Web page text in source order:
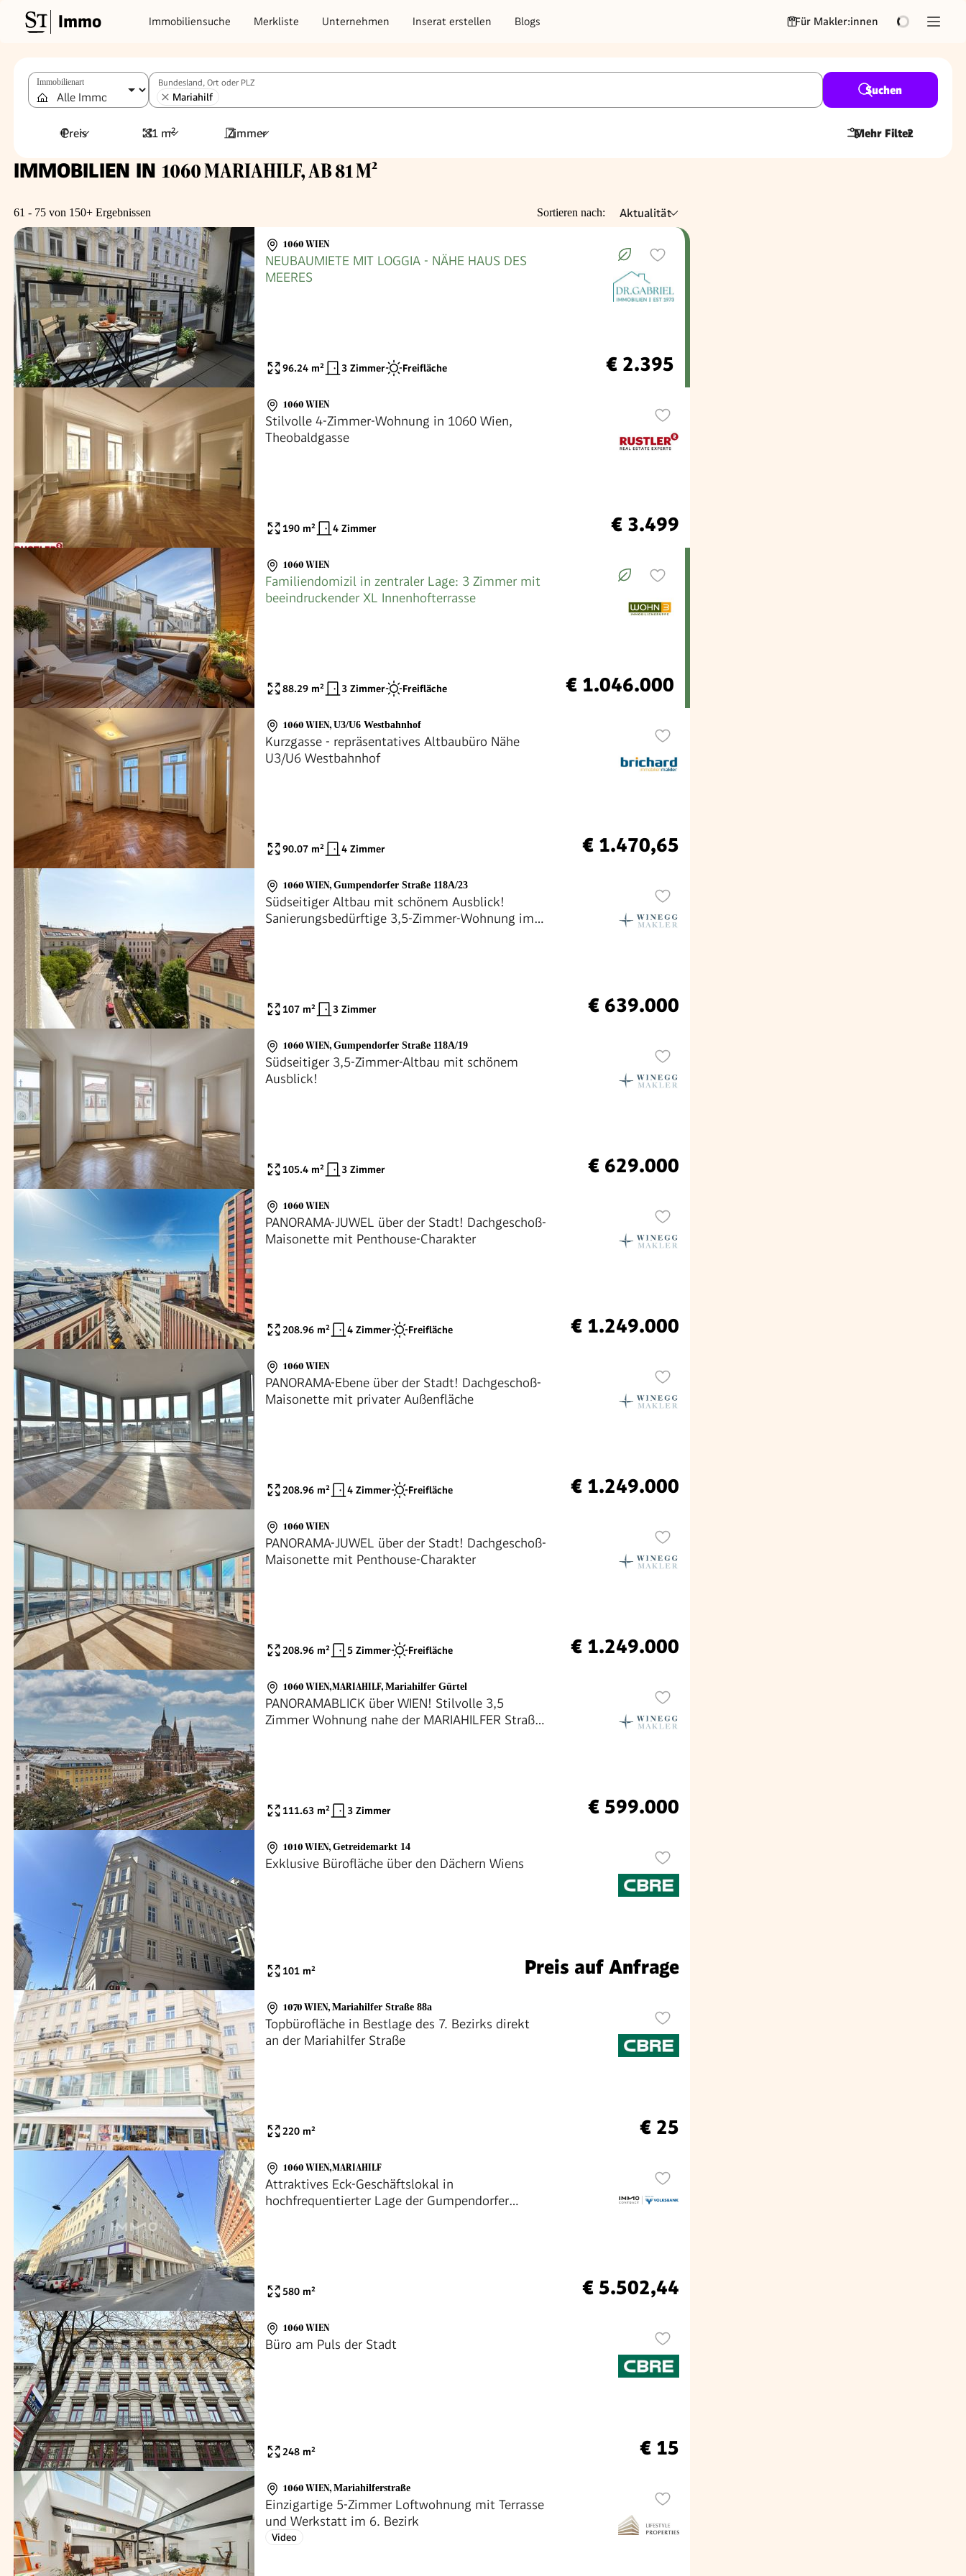
Immo Immobiliensuche Merkliste Unternehmen Inserat erstellen Blogs Für Makler:innen
Immobilienart Bundesland, Ort oder PLZ
Mariahilf
Suchen
Preis 81 m² Zimmer Mehr Filter
2
IMMOBILIEN IN 1060 MARIAHILF, AB 81 M²
61 - 75 von 150+ Ergebnissen Sortieren nach: Aktualität
1060 WIEN
NEUBAUMIETE MIT LOGGIA - NÄHE HAUS DES
MEERES
96.24 m² 3 Zimmer Freifläche € 2.395
1060 WIEN
Stilvolle 4-Zimmer-Wohnung in 1060 Wien,
Theobaldgasse
190 m² 4 Zimmer € 3.499
1060 WIEN
Familiendomizil in zentraler Lage: 3 Zimmer mit
beeindruckender XL Innenhofterrasse
88.29 m² 3 Zimmer Freifläche € 1.046.000
1060 WIEN, U3/U6 Westbahnhof
Kurzgasse - repräsentatives Altbaubüro Nähe
U3/U6 Westbahnhof
90.07 m² 4 Zimmer € 1.470,65
1060 WIEN, Gumpendorfer Straße 118A/23
Südseitiger Altbau mit schönem Ausblick!
Sanierungsbedürftige 3,5-Zimmer-Wohnung im
107 m² 3 Zimmer € 639.000
1060 WIEN, Gumpendorfer Straße 118A/19
Südseitiger 3,5-Zimmer-Altbau mit schönem
Ausblick!
105.4 m² 3 Zimmer € 629.000
1060 WIEN
PANORAMA-JUWEL über der Stadt! Dachgeschoß-
Maisonette mit Penthouse-Charakter
208.96 m² 4 Zimmer Freifläche € 1.249.000
1060 WIEN
PANORAMA-Ebene über der Stadt! Dachgeschoß-
Maisonette mit privater Außenfläche
208.96 m² 4 Zimmer Freifläche € 1.249.000
1060 WIEN
PANORAMA-JUWEL über der Stadt! Dachgeschoß-
Maisonette mit Penthouse-Charakter
208.96 m² 5 Zimmer Freifläche € 1.249.000
1060 WIEN,MARIAHILF, Mariahilfer Gürtel
PANORAMABLICK über WIEN! Stilvolle 3,5
Zimmer Wohnung nahe der MARIAHILFER Straße
111.63 m² 3 Zimmer € 599.000
1010 WIEN, Getreidemarkt 14
Exklusive Bürofläche über den Dächern Wiens
101 m² Preis auf Anfrage
1070 WIEN, Mariahilfer Straße 88a
Topbürofläche in Bestlage des 7. Bezirks direkt
an der Mariahilfer Straße
220 m² € 25
1060 WIEN,MARIAHILF
Attraktives Eck-Geschäftslokal in
hochfrequentierter Lage der Gumpendorfer
580 m² € 5.502,44
1060 WIEN
Büro am Puls der Stadt
248 m² € 15
1060 WIEN, Mariahilferstraße
Einzigartige 5-Zimmer Loftwohnung mit Terrasse
und Werkstatt im 6. Bezirk
Video